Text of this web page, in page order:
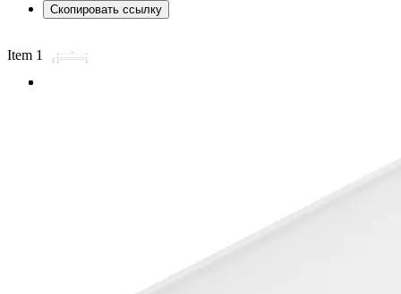
Скопировать ссылку
Item 1 of 3